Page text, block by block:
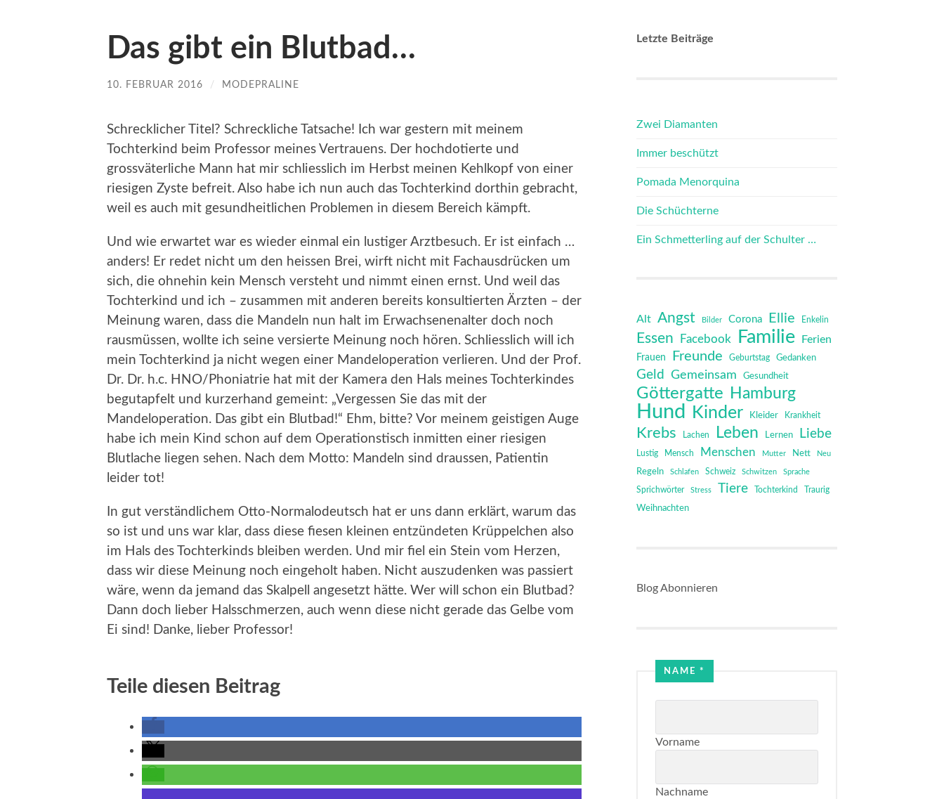
Das gibt ein Blutbad…
10. FEBRUAR 2016 / MODEPRALINE
Schrecklicher Titel? Schreckliche Tatsache! Ich war gestern mit meinem
Tochterkind beim Professor meines Vertrauens. Der hochdotierte und
grossväterliche Mann hat mir schliesslich im Herbst meinen Kehlkopf von einer
riesigen Zyste befreit. Also habe ich nun auch das Tochterkind dorthin gebracht,
weil es auch mit gesundheitlichen Problemen in diesem Bereich kämpft.
Und wie erwartet war es wieder einmal ein lustiger Arztbesuch. Er ist einfach …
anders! Er redet nicht um den heissen Brei, wirft nicht mit Fachausdrücken um
sich, die ohnehin kein Mensch versteht und nimmt einen ernst. Und weil das
Tochterkind und ich – zusammen mit anderen bereits konsultierten Ärzten – der
Meinung waren, dass die Mandeln nun halt im Erwachsenenalter doch noch
rausmüssen, wollte ich seine versierte Meinung noch hören. Schliesslich will ich
mein Tochterkind ja nicht wegen einer Mandeloperation verlieren. Und der Prof.
Dr. Dr. h.c. HNO/Phoniatrie hat mit der Kamera den Hals meines Tochterkindes
begutapfelt und kurzerhand gemeint: „Vergessen Sie das mit der
Mandeloperation. Das gibt ein Blutbad!“ Ehm, bitte? Vor meinem geistigen Auge
habe ich mein Kind schon auf dem Operationstisch inmitten einer riesigen
Blutlache liegen sehen. Nach dem Motto: Mandeln sind draussen, Patientin
leider tot!
In gut verständlichem Otto-Normalodeutsch hat er uns dann erklärt, warum das
so ist und uns war klar, dass diese fiesen kleinen entzündeten Krüppelchen also
im Hals des Tochterkinds bleiben werden. Und mir fiel ein Stein vom Herzen,
dass wir diese Meinung noch eingeholt haben. Nicht auszudenken was passiert
wäre, wenn da jemand das Skalpell angesetzt hätte. Wer will schon ein Blutbad?
Dann doch lieber Halsschmerzen, auch wenn diese nicht gerade das Gelbe vom
Ei sind! Danke, lieber Professor!
Teile diesen Beitrag
Letzte Beiträge
Zwei Diamanten
Immer beschützt
Pomada Menorquina
Die Schüchterne
Ein Schmetterling auf der Schulter …
Alt Angst Bilder Corona Ellie Enkelin
Essen Facebook Familie Ferien
Frauen Freunde Geburtstag Gedanken
Geld Gemeinsam Gesundheit
Göttergatte Hamburg
Hund Kinder Kleider Krankheit
Krebs Lachen Leben Lernen Liebe
Lustig Mensch Menschen Mutter Nett Neu
Regeln Schlafen Schweiz Schwitzen Sprache
Sprichwörter Stress Tiere Tochterkind Traurig
Weihnachten
Blog Abonnieren
NAME *
Vorname
Nachname